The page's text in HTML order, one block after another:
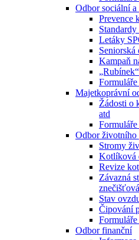
Odbor sociální
Prevence
Letáky
Seniorská
Kampaň
Majetkoprávní
Žádosti o
atd
Odbor životního
Stromy
Kotlíková
Revize
Závazná
Stav
Čipování
Odbor finanční